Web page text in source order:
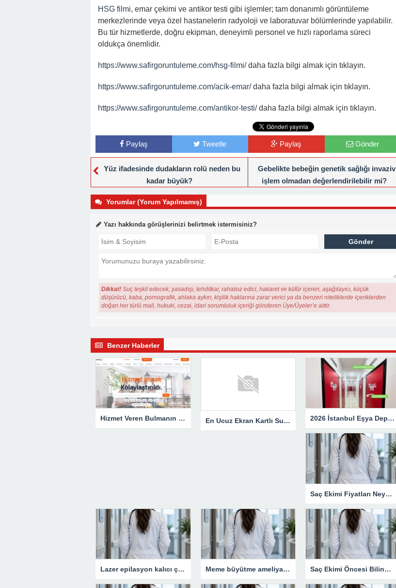
HSG filmi, emar çekimi ve antikor testi gibi işlemler; tam donanımlı görüntüleme
merkezlerinde veya özel hastanelerin radyoloji ve laboratuvar bölümlerinde yapılabilir.
Bu tür hizmetlerde, doğru ekipman, deneyimli personel ve hızlı raporlama süreci
oldukça önemlidir.
https://www.safirgoruntuleme.com/hsg-filmi/daha fazla bilgi almak için tıklayın.
https://www.safirgoruntuleme.com/acik-emar/daha fazla bilgi almak için tıklayın.
https://www.safirgoruntuleme.com/antikor-testi/daha fazla bilgi almak için tıklayın.
Paylaş Tweetle Paylaş Gönder
Yüz ifadesinde dudakların rolü neden bu
kadar büyük?
Gebelikte bebeğin genetik sağlığı invaziv
işlem olmadan değerlendirilebilir mi?
Yorumlar (Yorum Yapılmamış)
Yazı hakkında görüşlerinizi belirtmek istermisiniz?
Dikkat! Suç teşkil edecek, yasadışı, tehditkar, rahatsız edici, hakaret ve küfür içeren, aşağılayıcı, küçük
düşürücü, kaba, pornografik, ahlaka aykırı, kişilik haklarına zarar verici ya da benzeri niteliklerde içeriklerden
doğan her türlü mali, hukuki, cezai, idari sorumluluk içeriği gönderen Üye/Üyeler’e aittir.
Benzer Haberler
Hizmet Veren Bulmanın Kolay Yolu: Tesisatçı ve Elektrikçi Ararken Nelere Dikkat Edilmeli? En Ucuz Ekran Kartlı Sunucu Avantajları 2026 İstanbul Eşya Depolama Fiyatları: Güncel Ücret Rehberi
Saç Ekimi Fiyatları Neye Göre Değişir?
Lazer epilasyon kalıcı çözüm sunar mı? Meme büyütme ameliyatı kimler için uygun bir işlemdir? Saç Ekimi Öncesi Bilinmesi Gerekenler